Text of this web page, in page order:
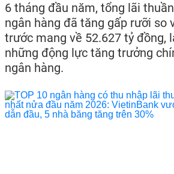
6 tháng đầu năm, tổng lãi
ngân hàng đã tăng gấp rưỡi so
trước mang về 52.627 tỷ đồng,
những động lực tăng trưởng
ngân hàng.